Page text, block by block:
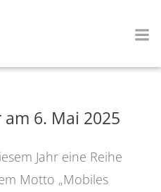
am 6. Mai 2025
Jahr eine Reihe
Motto „Mobiles